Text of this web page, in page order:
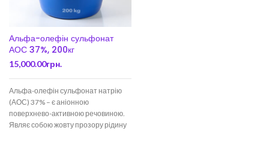
Альфа-олефін сульфонат
АОС 37%, 200кг
15,000.00грн.
Альфа-олефін сульфонат натрію
(АОС) 37% – є аніонною
поверхнево-активною речовиною.
Являє собою жовту прозору рідину